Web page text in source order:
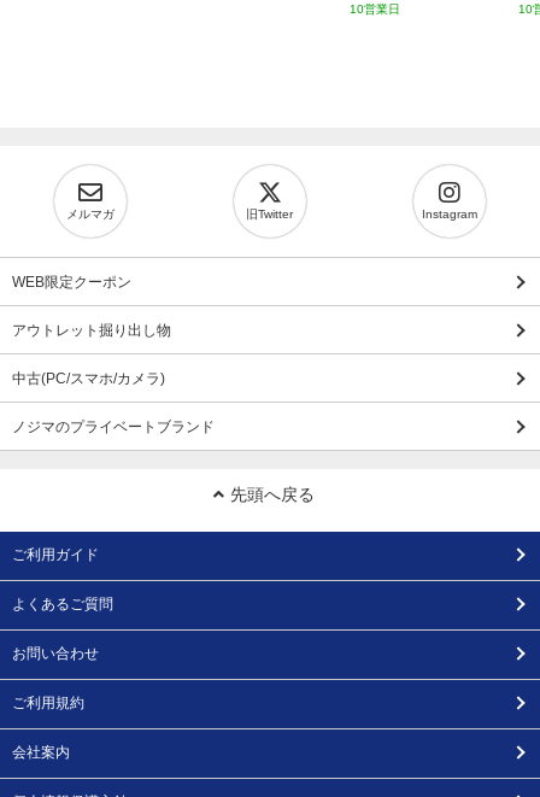
10営業日
10
メルマガ 旧Twitter Instagram
WEB限定クーポン
アウトレット掘り出し物
中古(PC/スマホ/カメラ)
ノジマのプライベートブランド
先頭へ戻る
ご利用ガイド
よくあるご質問
お問い合わせ
ご利用規約
会社案内